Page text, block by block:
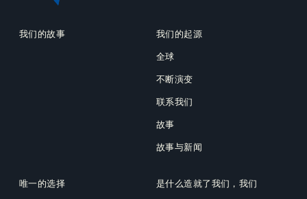
我们的故事
我们的起源
全球
不断演变
联系我们
故事
故事与新闻
唯一的选择
是什么造就了我们，我们